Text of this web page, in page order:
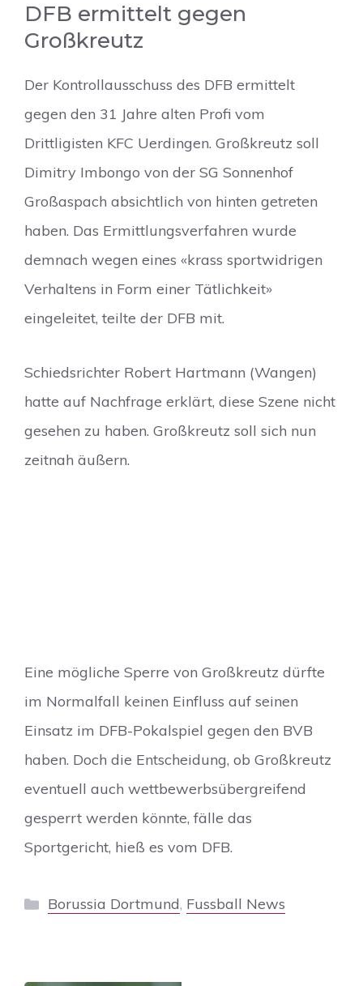
DFB ermittelt gegen
Großkreutz
Der Kontrollausschuss des DFB ermittelt
gegen den 31 Jahre alten Profi vom
Drittligisten KFC Uerdingen. Großkreutz soll
Dimitry Imbongo von der SG Sonnenhof
Großaspach absichtlich von hinten getreten
haben. Das Ermittlungsverfahren wurde
demnach wegen eines «krass sportwidrigen
Verhaltens in Form einer Tätlichkeit»
eingeleitet, teilte der DFB mit.
Schiedsrichter Robert Hartmann (Wangen)
hatte auf Nachfrage erklärt, diese Szene nicht
gesehen zu haben. Großkreutz soll sich nun
zeitnah äußern.
Eine mögliche Sperre von Großkreutz dürfte
im Normalfall keinen Einfluss auf seinen
Einsatz im DFB-Pokalspiel gegen den BVB
haben. Doch die Entscheidung, ob Großkreutz
eventuell auch wettbewerbsübergreifend
gesperrt werden könnte, fälle das
Sportgericht, hieß es vom DFB.
Kategorien
Borussia Dortmund, Fussball News